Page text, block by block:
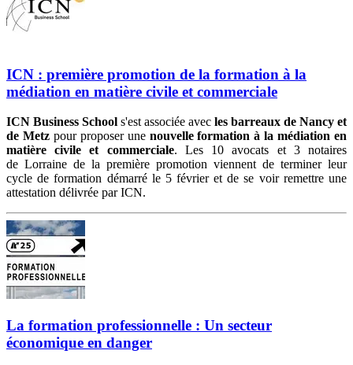
ICN : première promotion de la formation à la
médiation en matière civile et commerciale
ICN Business School s'est associée avec les barreaux de Nancy et
de Metzpour proposer une nouvelle formation à la médiation en
matière civile et commerciale. Les 10 avocats et 3 notaires
de Lorraine de la première promotion viennent de terminer leur
cycle de formation démarré le 5 février et de se voir remettre une
attestation délivrée par ICN.
La formation professionnelle : Un secteur
économique en danger